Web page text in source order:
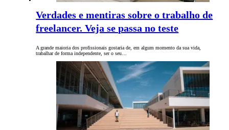
Verdades e mentiras sobre o trabalho de
freelancer. Veja se passa no teste
A grande maioria dos profissionais gostaria de, em algum momento da sua vida,
trabalhar de forma independente, ser o seu…